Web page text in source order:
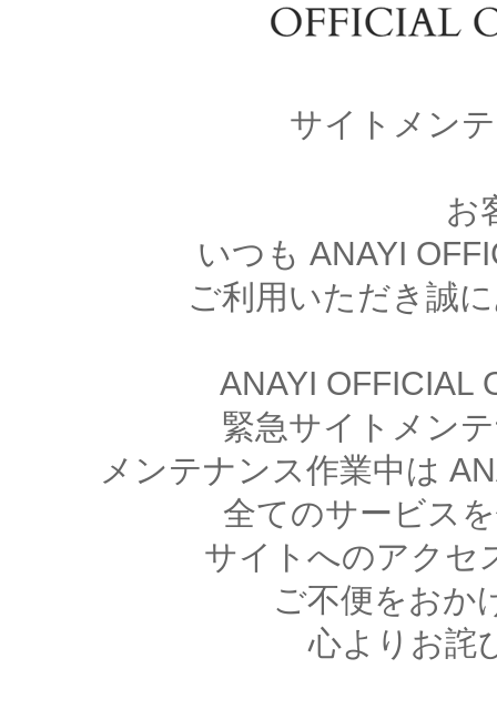
サイトメン
お
いつも ANAYI
ご利用いただき誠
ANAYI OFFICIAL
緊急サイトメン
メンテナンス作業中は
全てのサービス
サイトへのアクセ
ご不便をおか
心よりお詫